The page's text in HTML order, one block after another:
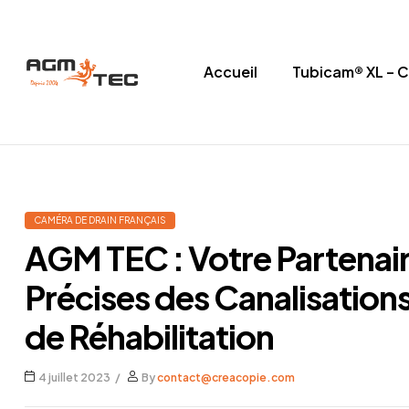
XL
Caméra
d'inspection
Ø50
mm
Accueil Tubicam® XL –
CAMÉRA DE DRAIN FRANÇAIS
AGM TEC : Votre
Précises des
de Réhabilitation
4 juillet 2023 Bycontact@creacopie.com